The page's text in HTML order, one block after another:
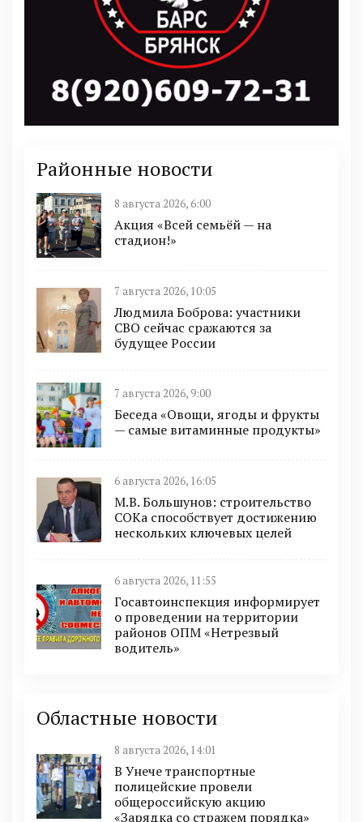
Районные новости
8 августа 2026, 6:00
Акция «Всей семьёй — на
стадион!»
7 августа 2026, 10:05
Людмила Боброва: участники
СВО сейчас сражаются за
будущее России
7 августа 2026, 9:00
Беседа «Овощи, ягоды и фрукты
— самые витаминные продукты»
6 августа 2026, 16:05
М.В. Большунов: строительство
СОКа способствует достижению
нескольких ключевых целей
6 августа 2026, 11:55
Госавтоинспекция информирует
о проведении на территории
районов ОПМ «Нетрезвый
водитель»
Областные новости
8 августа 2026, 14:01
В Унече транспортные
полицейские провели
общероссийскую акцию
«Зарядка со стражем порядка»